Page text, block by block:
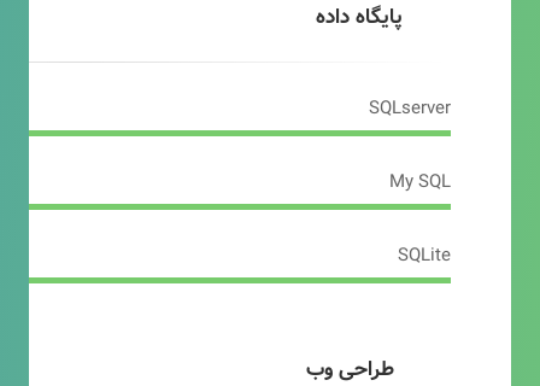
پایگاه داده
SQLserver
My SQL
SQLite
طراحی وب